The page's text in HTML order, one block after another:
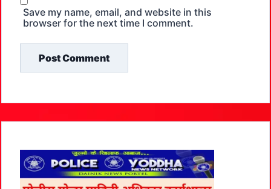
Save my name, email, and website in this
browser for the next time I comment.